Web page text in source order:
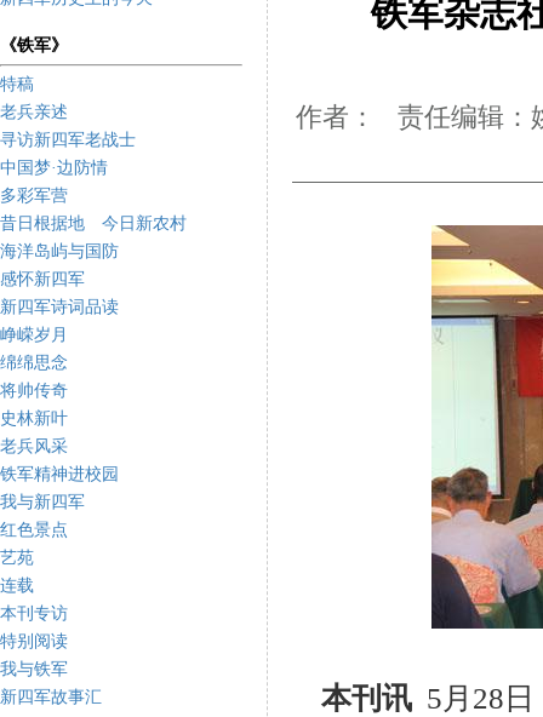
《铁军》
特稿
老兵亲述
寻访新四军老战士
中国梦·边防情
多彩军营
昔日根据地 今日新农村
海洋岛屿与国防
感怀新四军
新四军诗词品读
峥嵘岁月
绵绵思念
将帅传奇
史林新叶
老兵风采
铁军精神进校园
我与新四军
红色景点
艺苑
连载
本刊专访
特别阅读
我与铁军
新四军故事汇
铁军杂志
作者： 责任编辑：
本刊讯 5月 28